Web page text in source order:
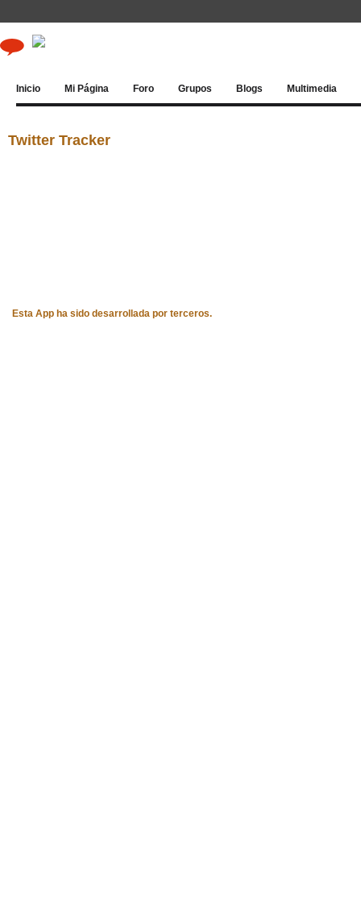
Inicio Mi Página Foro Grupos Blogs Multimedia
Twitter Tracker
Esta App ha sido desarrollada por terceros.